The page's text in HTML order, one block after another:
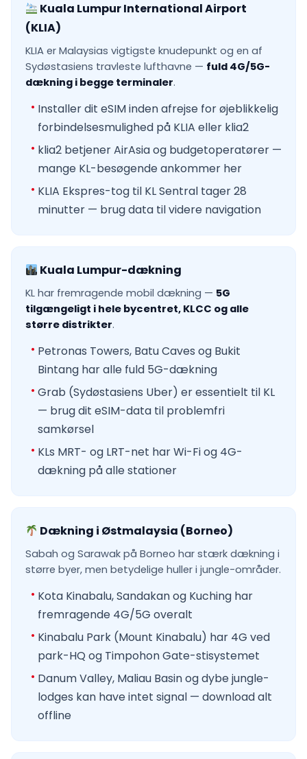
Kuala Lumpur International Airport
(KLIA)
KLIA er Malaysias vigtigste knudepunkt og en af
Sydøstasiens travleste lufthavne — fuld 4G/5G-
dækning i begge terminaler.
Installer dit eSIM inden afrejse for øjeblikkelig
forbindelsesmulighed på KLIA eller klia2
klia2 betjener AirAsia og budgetoperatører —
mange KL-besøgende ankommer her
KLIA Ekspres-tog til KL Sentral tager 28
minutter — brug data til videre navigation
Kuala Lumpur-dækning
KL har fremragende mobil dækning — 5G
tilgængeligt i hele bycentret, KLCC og alle
større distrikter.
Petronas Towers, Batu Caves og Bukit
Bintang har alle fuld 5G-dækning
Grab (Sydøstasiens Uber) er essentielt til KL
— brug dit eSIM-data til problemfri
samkørsel
KLs MRT- og LRT-net har Wi-Fi og 4G-
dækning på alle stationer
Dækning i Østmalaysia (Borneo)
Sabah og Sarawak på Borneo har stærk dækning i
større byer, men betydelige huller i jungle-områder.
Kota Kinabalu, Sandakan og Kuching har
fremragende 4G/5G overalt
Kinabalu Park (Mount Kinabalu) har 4G ved
park-HQ og Timpohon Gate-stisystemet
Danum Valley, Maliau Basin og dybe jungle-
lodges kan have intet signal — download alt
offline